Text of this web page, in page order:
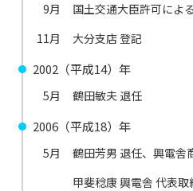
9月
国土交通大臣許可によ
11月
大分支店 登記
2002（平成14）年
5月 鶴田敏夫 退任
2006（平成18）年
5月
鶴田芳男 退任、興電舎
甲斐稔康 興電舎 代表